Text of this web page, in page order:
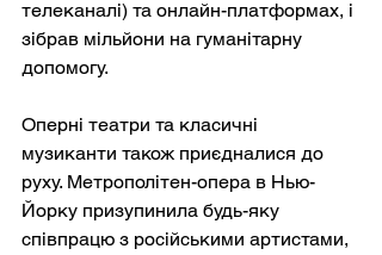
телеканалі) та онлайн-платформах, і
зібрав мільйони на гуманітарну
допомогу.
Оперні театри та класичні
музиканти також приєдналися до
руху. Метрополітен-опера в Нью-
Йорку призупинила будь-яку
співпрацю з російськими артистами,